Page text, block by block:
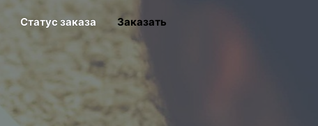
Статус заказа Заказать